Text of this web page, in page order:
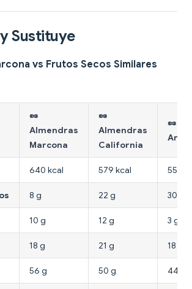
Sustituye
vs Frutos Secos Similares
🥜
Almendras
Marcona
🥜
Almendras
California
🥜
640 kcal 579 kcal 553
8 g 22 g 30 g
10 g 12 g 3 g
18 g 21 g 18 g
56 g 50 g 44 g